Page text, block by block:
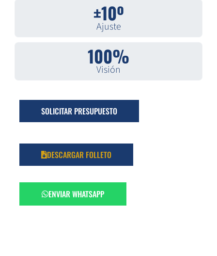
±10º
Ajuste
100%
Visión
SOLICITAR PRESUPUESTO
DESCARGAR FOLLETO
ENVIAR WHATSAPP